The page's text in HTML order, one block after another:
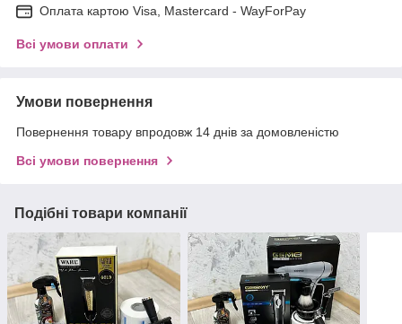
Оплата картою Visa, Mastercard - WayForPay
Всі умови оплати
Умови повернення
Повернення товару впродовж 14 днів за домовленістю
Всі умови повернення
Подібні товари компанії